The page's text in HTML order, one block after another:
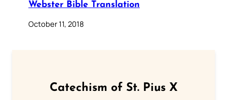
Webster Bible Translation
October 11, 2018
Catechism of St. Pius X